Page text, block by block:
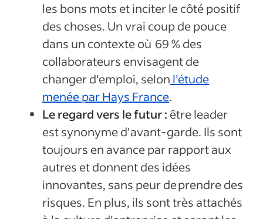
les bons mots et inciter le côté positif
des choses. Un vrai coup de pouce
dans un contexte où 69 % des
collaborateurs envisagent de
changer d'emploi, selon l'étude
menée par Hays France.
Le regard vers le futur : être leader
est synonyme d'avant-garde. Ils sont
toujours en avance par rapport aux
autres et donnent des idées
innovantes, sans peur de prendre des
risques. En plus, ils sont très attachés